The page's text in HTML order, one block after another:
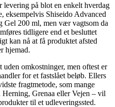
levering på blot en enkelt hverdag
eksempelvis Shiseido Advanced
Gel 200 ml, men vær vagtsom da
tidligere end et besluttet
kan nå at få produktet afsted
hjemad.
omkostninger, men oftest er
for et fastslået beløb. Ellers
fragtmetode, som mange
Grenaa eller Vejen – vil
til et udleveringssted.